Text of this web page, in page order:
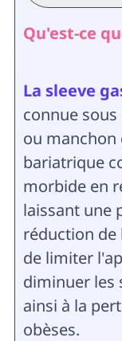
Qu'est-ce
La sleeve
connue
ou manchon
bariatrique
morbide en
laissant une
réduction de
de limiter
diminuer les
ainsi à la
obèses.